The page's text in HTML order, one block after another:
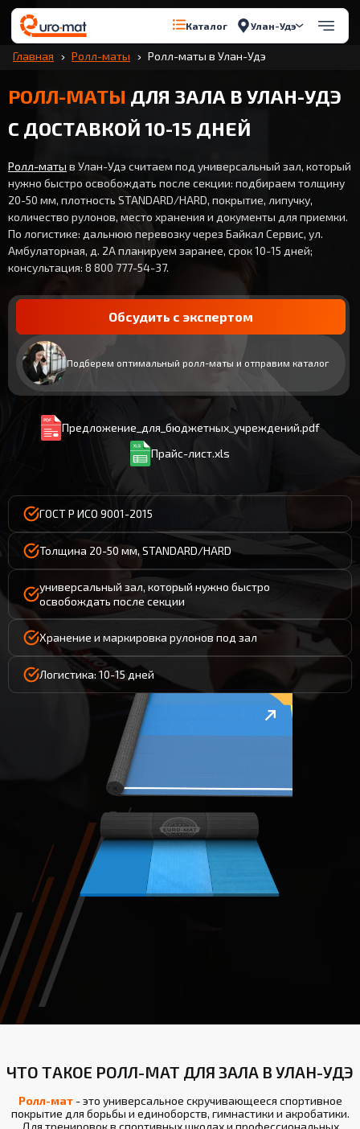
Каталог Улан-Удэ
Главная Ролл-маты Ролл-маты в Улан-Удэ
РОЛЛ-МАТЫ ДЛЯ ЗАЛА В УЛАН-УДЭ
С ДОСТАВКОЙ 10-15 ДНЕЙ
Ролл-маты в Улан-Удэ считаем под универсальный зал, который
нужно быстро освобождать после секции: подбираем толщину
20-50 мм, плотность STANDARD/HARD, покрытие, липучку,
количество рулонов, место хранения и документы для приемки.
По логистике: дальнюю перевозку через Байкал Сервис, ул.
Амбулаторная, д. 2А планируем заранее, срок 10-15 дней;
консультация: 8 800 777-54-37.
Обсудить с экспертом
Подберем оптимальный ролл-маты и отправим каталог
Предложение_для_бюджетных_учреждений.pdf
Прайс-лист.xls
ГОСТ Р ИСО 9001-2015
Толщина 20-50 мм, STANDARD/HARD
универсальный зал, который нужно быстро
освобождать после секции
Хранение и маркировка рулонов под зал
Логистика: 10-15 дней
ЧТО ТАКОЕ РОЛЛ-МАТ ДЛЯ ЗАЛА В УЛАН-УДЭ
Ролл-мат- это универсальное скручивающееся спортивное
покрытие для борьбы и единоборств, гимнастики и акробатики.
Для тренировок в спортивных школах и профессиональных